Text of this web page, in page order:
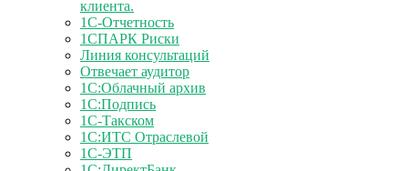
клиента.
1С-Отчетность
1СПАРК Риски
Линия консультаций
Отвечает аудитор
1С:Облачный архив
1С:Подпись
1С-Такском
1С:ИТС Отраслевой
1С-ЭТП